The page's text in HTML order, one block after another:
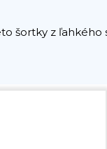
šortky z